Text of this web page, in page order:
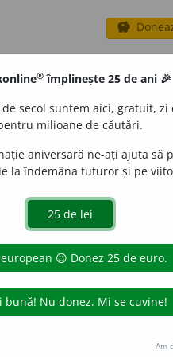
savings
clear
(1) definiții (14)
definiții sunt compilate de
dexonline. Definițiile
se află pe filadefiniții.
reordona filele pe pagina de
® împlinește 25 de ani 🎉
secol suntem aici, gratuit, zi
milioane de căutări.
aniversară ne-ați ajuta să
la îndemâna tuturor și pe
Am